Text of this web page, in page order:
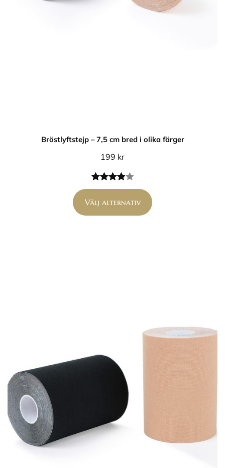
Bröstlyftstejp – 7,5 cm bred i olika färger
199 kr
Betygsatt
4.00av 5
1
Välj alternativ